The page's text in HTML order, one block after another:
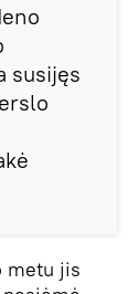
susijęs
metu jis